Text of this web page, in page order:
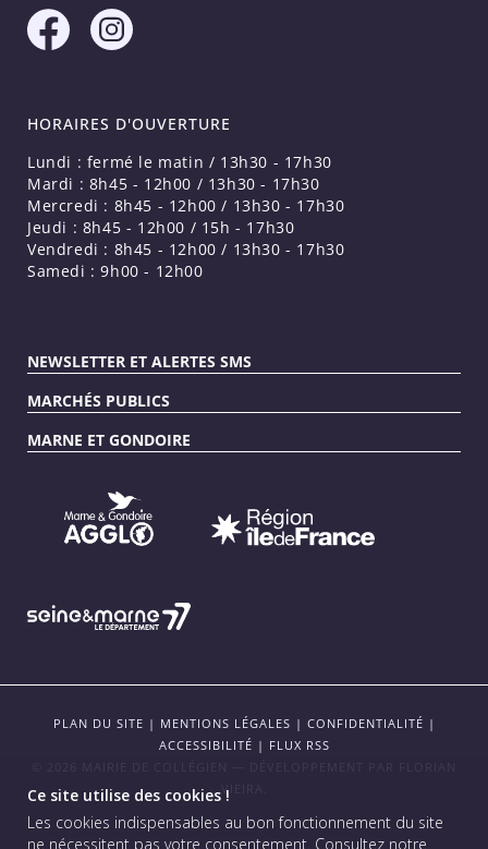
Ce site utilise des cookies !
Les cookies indispensables au bon fonctionnement du site
ne nécessitent pas votre consentement. Consultez notre
HORAIRES D'OUVERTURE
Lundi : fermé le matin / 13h30 - 17h30
Mardi : 8h45 - 12h00 / 13h30 - 17h30
Mercredi : 8h45 - 12h00 / 13h30 - 17h30
Jeudi : 8h45 - 12h00 / 15h - 17h30
Vendredi : 8h45 - 12h00 / 13h30 - 17h30
Samedi : 9h00 - 12h00
NEWSLETTER ET ALERTES SMS
MARCHÉS PUBLICS
MARNE ET GONDOIRE
PLAN DU SITE | MENTIONS LÉGALES | CONFIDENTIALITÉ |
ACCESSIBILITÉ | FLUX RSS
VIEIRA